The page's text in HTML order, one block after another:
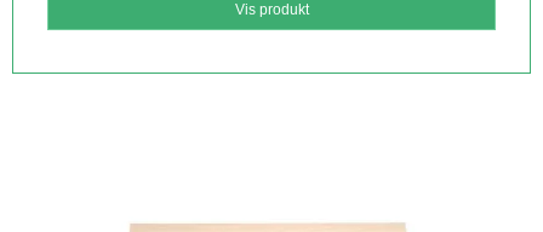
Vis produkt